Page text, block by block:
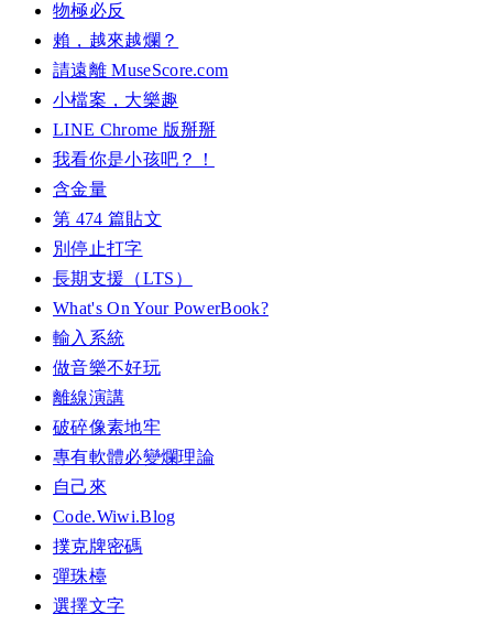
物極必反
賴，越來越爛？
請遠離 MuseScore.com
小檔案，大樂趣
LINE Chrome 版掰掰
我看你是小孩吧？！
含金量
第 474 篇貼文
別停止打字
長期支援（LTS）
What's On Your PowerBook?
輸入系統
做音樂不好玩
離線演講
破碎像素地牢
專有軟體必變爛理論
自己來
Code.Wiwi.Blog
撲克牌密碼
彈珠檯
選擇文字